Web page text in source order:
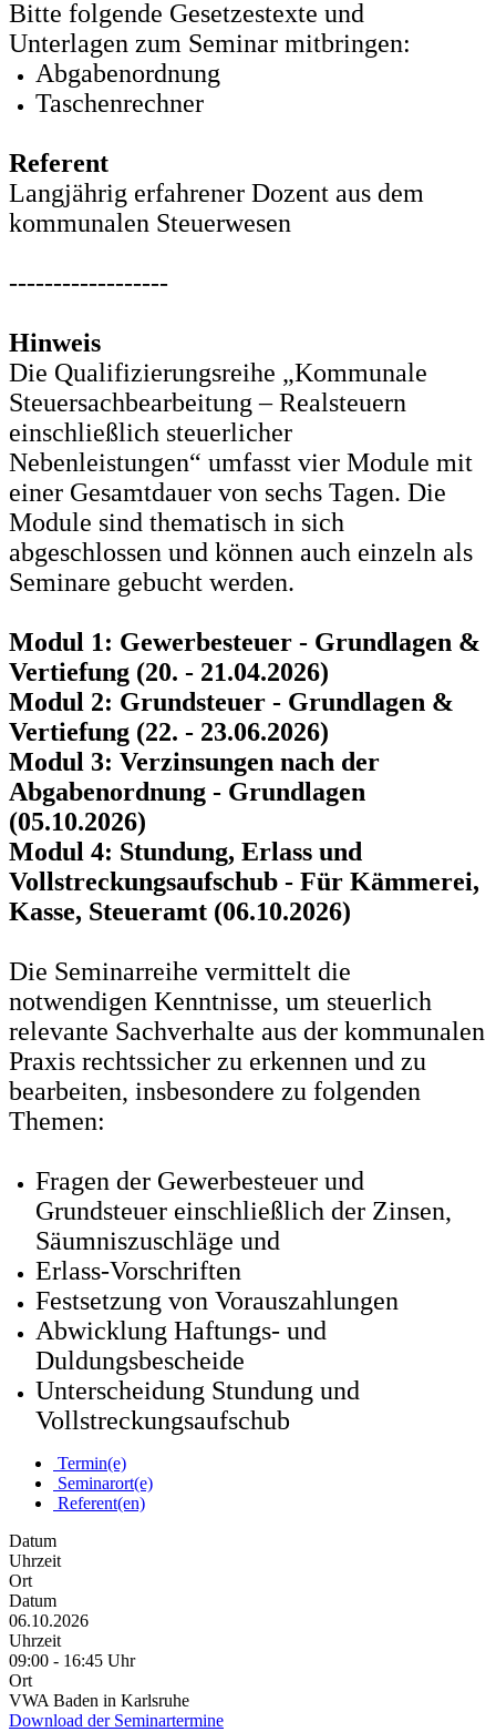
Bitte folgende Gesetzestexte und
Unterlagen zum Seminar mitbringen:
Abgabenordnung
Taschenrechner
Referent
Langjährig erfahrener Dozent aus dem
kommunalen Steuerwesen
------------------
Hinweis
Die Qualifizierungsreihe „Kommunale
Steuersachbearbeitung – Realsteuern
einschließlich steuerlicher
Nebenleistungen“ umfasst vier Module mit
einer Gesamtdauer von sechs Tagen. Die
Module sind thematisch in sich
abgeschlossen und können auch einzeln als
Seminare gebucht werden.
Modul 1: Gewerbesteuer - Grundlagen &
Vertiefung (20. - 21.04.2026)
Modul 2: Grundsteuer - Grundlagen &
Vertiefung (22. - 23.06.2026)
Modul 3: Verzinsungen nach der
Abgabenordnung - Grundlagen
(05.10.2026)
Modul 4: Stundung, Erlass und
Vollstreckungsaufschub - Für Kämmerei,
Kasse, Steueramt (06.10.2026)
Die Seminarreihe vermittelt die
notwendigen Kenntnisse, um steuerlich
relevante Sachverhalte aus der kommunalen
Praxis rechtssicher zu erkennen und zu
bearbeiten, insbesondere zu folgenden
Themen:
Fragen der Gewerbesteuer und
Grundsteuer einschließlich der Zinsen,
Säumniszuschläge und
Erlass-Vorschriften
Festsetzung von Vorauszahlungen
Abwicklung Haftungs- und
Duldungsbescheide
Unterscheidung Stundung und
Vollstreckungsaufschub
Termin(e)
Seminarort(e)
Referent(en)
Datum
Uhrzeit
Ort
Datum
06.10.2026
Uhrzeit
09:00 - 16:45 Uhr
Ort
VWA Baden in Karlsruhe
Download der Seminartermine